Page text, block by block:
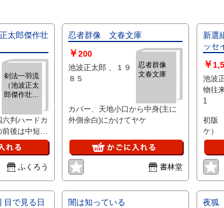
太郎傑作壮
剣法一羽流
（池波正太
郎傑作壮年
２）
判ハードカ
後は中短編
いた新鷹会の
をはじめ・・
ふくろう
忍者群像 文春文庫
忍者群像
文春文庫
￥200
池波正太郎 、１９
８５
カバー、天地小口から中身(主に
外側余白)にかけてヤケ
書林堂
新選
ッセ
￥
池波正太
物往来社 、
1
初版
ケ）
闇は知っている
夜狐